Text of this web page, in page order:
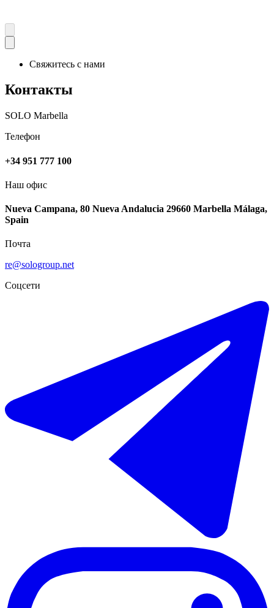
Свяжитесь с нами
Контакты
SOLO Marbella
Телефон
+34 951 777 100
Наш офис
Nueva Campana, 80 Nueva Andalucia 29660 Marbella Málaga,
Spain
Почта
re@sologroup.net
Соцсети